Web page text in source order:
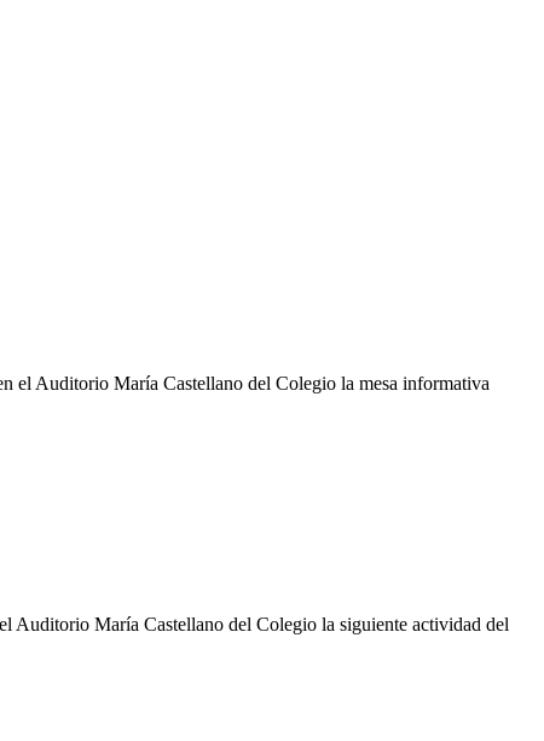
el Auditorio María Castellano del Colegio la mesa informativa
Auditorio María Castellano del Colegio la siguiente actividad del